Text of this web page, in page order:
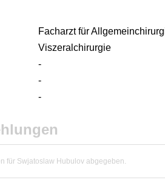
Facharzt für
Viszeralchirurgie
-
-
-
für Swjatoslaw Hubulov abgegeben.